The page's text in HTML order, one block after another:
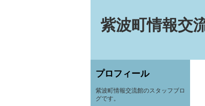
紫波町情報交
プロフィール
紫波町情報交流館のスタッフブロ
グです。